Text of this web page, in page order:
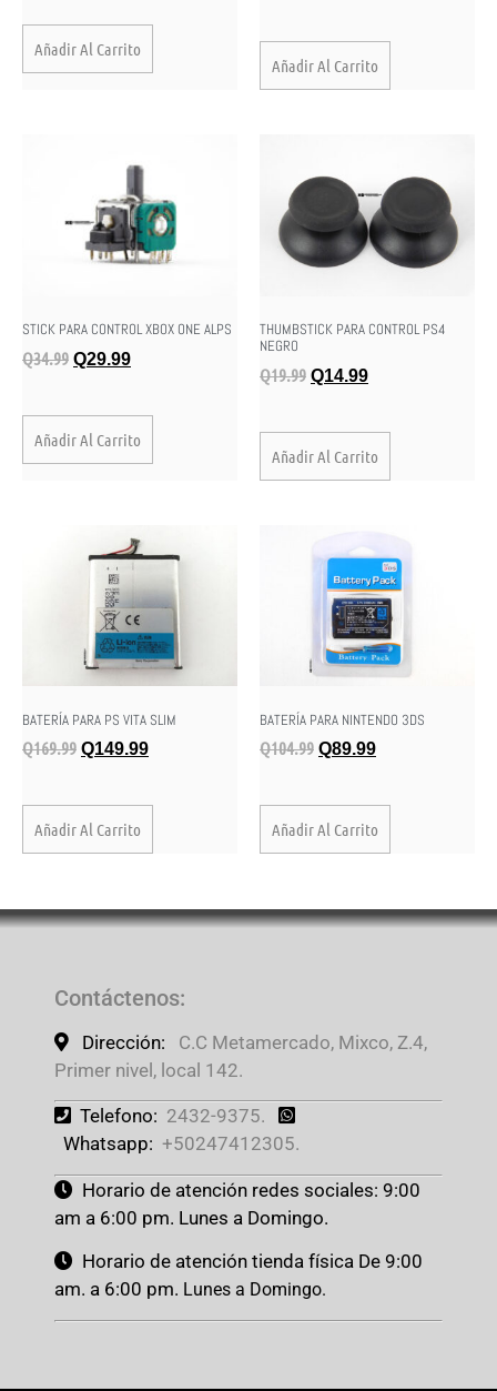
Añadir Al Carrito
Añadir Al Carrito
STICK PARA CONTROL XBOX ONE ALPS
Q34.99 Q29.99
Añadir Al Carrito
THUMBSTICK PARA CONTROL PS4
NEGRO
Q19.99 Q14.99
Añadir Al Carrito
BATERÍA PARA PS VITA SLIM
Q169.99 Q149.99
Añadir Al Carrito
BATERÍA PARA NINTENDO 3DS
Q104.99 Q89.99
Añadir Al Carrito
Contáctenos:
Dirección:
C.C Metamercado, Mixco, Z.4,
Primer nivel, local 142.
Telefono: 2432-9375.
Whatsapp: +50247412305.
Horario de atención redes sociales: 9:00
am a 6:00 pm. Lunes a Domingo.
Horario de atención tienda física De 9:00
am. a 6:00 pm. Lunes a Domingo.